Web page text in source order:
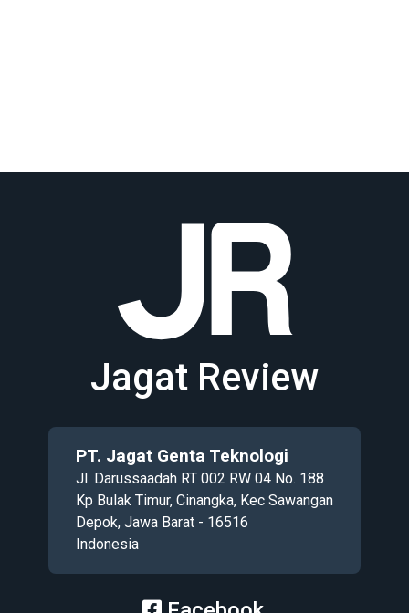
Jagat Review
PT. Jagat Genta Teknologi
Jl. Darussaadah RT 002 RW 04 No. 188
Kp Bulak Timur, Cinangka, Kec Sawangan
Depok, Jawa Barat - 16516
Indonesia